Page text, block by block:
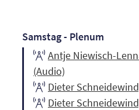
Samstag - Plenum
Antje Niewisch-
(Audio)
Dieter
Dieter